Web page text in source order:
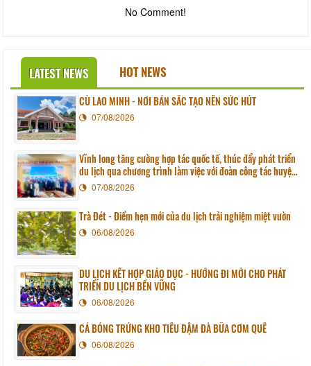
No Comment!
LATEST NEWS HOT NEWS
CÙ LAO MINH - NƠI BẢN SẮC TẠO NÊN SỨC HÚT
07/08/2026
Vĩnh long tăng cường hợp tác quốc tế, thúc đẩy phát triển
du lịch qua chương trình làm việc với đoàn công tác huyện
Sunchang (Hàn quốc)
07/08/2026
Trà Đét - Điểm hẹn mới của du lịch trải nghiệm miệt vườn
06/08/2026
DU LỊCH KẾT HỢP GIÁO DỤC - HƯỚNG ĐI MỚI CHO PHÁT
TRIỂN DU LỊCH BỀN VỮNG
06/08/2026
CÁ BÓNG TRỨNG KHO TIÊU ĐẬM ĐÀ BỮA CƠM QUÊ
06/08/2026